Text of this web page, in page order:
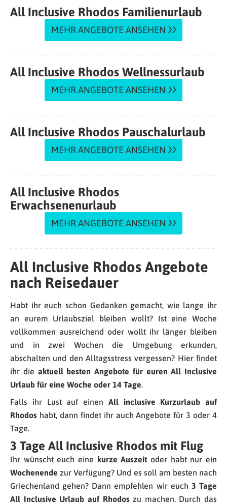
All Inclusive Rhodos Familienurlaub
MEHR ANGEBOTE ANSEHEN
All Inclusive Rhodos Wellnessurlaub
MEHR ANGEBOTE ANSEHEN
All Inclusive Rhodos Pauschalurlaub
MEHR ANGEBOTE ANSEHEN
All Inclusive Rhodos
Erwachsenenurlaub
MEHR ANGEBOTE ANSEHEN
All Inclusive Rhodos Angebote
nach Reisedauer
Habt ihr euch schon Gedanken gemacht, wie lange ihr
an eurem Urlaubsziel bleiben wollt? Ist eine Woche
vollkommen ausreichend oder wollt ihr länger bleiben
und in zwei Wochen die Umgebung erkunden,
abschalten und den Alltagsstress vergessen? Hier findet
ihr die aktuell besten Angebote für euren All Inclusive
Urlaub für eine Woche oder 14 Tage.
Falls ihr Lust auf einen All inclusive Kurzurlaub auf
Rhodos habt, dann findet ihr auch Angebote für 3 oder 4
Tage.
3 Tage All Inclusive Rhodos mit Flug
Ihr wünscht euch eine kurze Auszeit oder habt nur ein
Wochenende zur Verfügung? Und es soll am besten nach
Griechenland gehen? Dann empfehlen wir euch 3 Tage
All Inclusive Urlaub auf Rhodoszu machen. Durch das